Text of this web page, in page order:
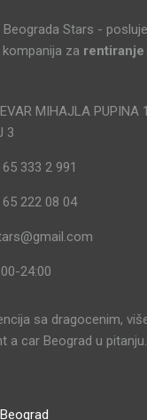
Beograda Stars -
za rentiranje
MIHAJLA PUPINA
3
333 2 991
222 08 04
24:00
sa dragocenim,
a car Beograd u pitanju.